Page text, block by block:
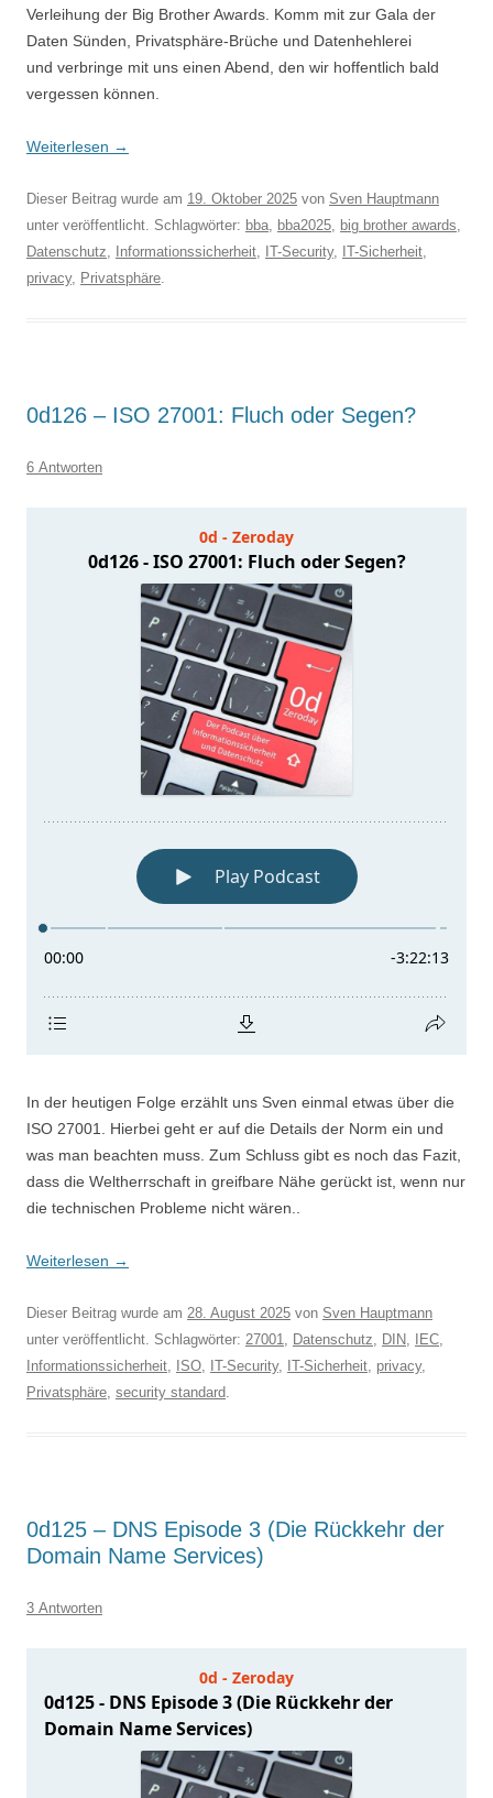
Verleihung der Big Brother Awards. Komm mit zur Gala der
Daten Sünden, Privatsphäre-Brüche und Datenhehlerei
und verbringe mit uns einen Abend, den wir hoffentlich bald
vergessen können.
Weiterlesen →
Dieser Beitrag wurde am 19. Oktober 2025 von Sven Hauptmann
unter veröffentlicht. Schlagwörter: bba, bba2025, big brother awards,
Datenschutz, Informationssicherheit, IT-Security, IT-Sicherheit,
privacy, Privatsphäre.
0d126 – ISO 27001: Fluch oder Segen?
6 Antworten
In der heutigen Folge erzählt uns Sven einmal etwas über die
ISO 27001. Hierbei geht er auf die Details der Norm ein und
was man beachten muss. Zum Schluss gibt es noch das Fazit,
dass die Weltherrschaft in greifbare Nähe gerückt ist, wenn nur
die technischen Probleme nicht wären..
Weiterlesen →
Dieser Beitrag wurde am 28. August 2025 von Sven Hauptmann
unter veröffentlicht. Schlagwörter: 27001, Datenschutz, DIN, IEC,
Informationssicherheit, ISO, IT-Security, IT-Sicherheit, privacy,
Privatsphäre, security standard.
0d125 – DNS Episode 3 (Die Rückkehr der
Domain Name Services)
3 Antworten